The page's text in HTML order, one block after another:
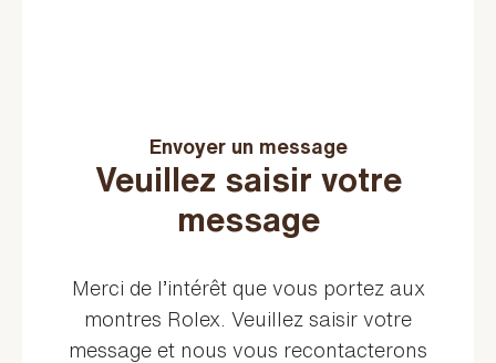
Envoyer un message
Veuillez saisir votre
message
Merci de l’intérêt que vous portez aux
montres Rolex. Veuillez saisir votre
message et nous vous recontacterons